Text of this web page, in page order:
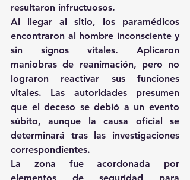
resultaron infructuosos.
Al llegar al sitio, los paramédicos
encontraron al hombre inconsciente y
sin signos vitales. Aplicaron
maniobras de reanimación, pero no
lograron reactivar sus funciones
vitales. Las autoridades presumen
que el deceso se debió a un evento
súbito, aunque la causa oficial se
determinará tras las investigaciones
correspondientes.
La zona fue acordonada por